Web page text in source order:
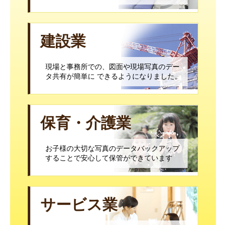
建設業
現場と事務所での、図面や現場写真のデー
タ共有が簡単に できるようになりました。
保育・介護業
お子様の大切な写真のデータバックアップ
することで安心して保管ができています
サービス業